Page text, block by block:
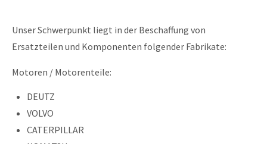
Unser Schwerpunkt liegt in der Beschaffung von
Ersatzteilen und Komponenten folgender Fabrikate:
Motoren / Motorenteile:
DEUTZ
VOLVO
CATERPILLAR